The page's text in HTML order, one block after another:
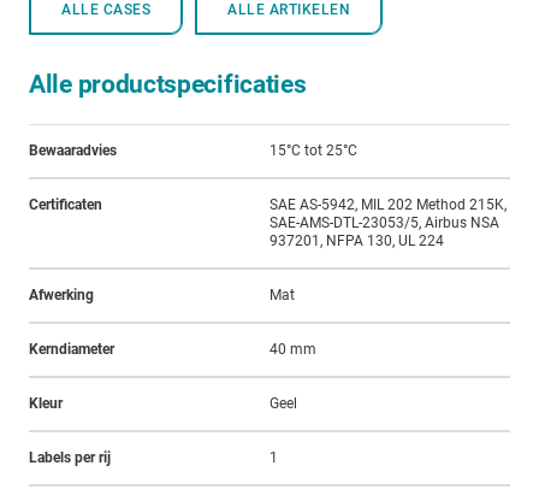
ALLE CASES ALLE ARTIKELEN
Alle productspecificaties
Bewaaradvies 15°C tot 25°C
Certificaten
SAE AS-5942, MIL 202 Method 215K,
SAE-AMS-DTL-23053/5, Airbus NSA
937201, NFPA 130, UL 224
Afwerking Mat
Kerndiameter 40 mm
Kleur Geel
Labels per rij 1